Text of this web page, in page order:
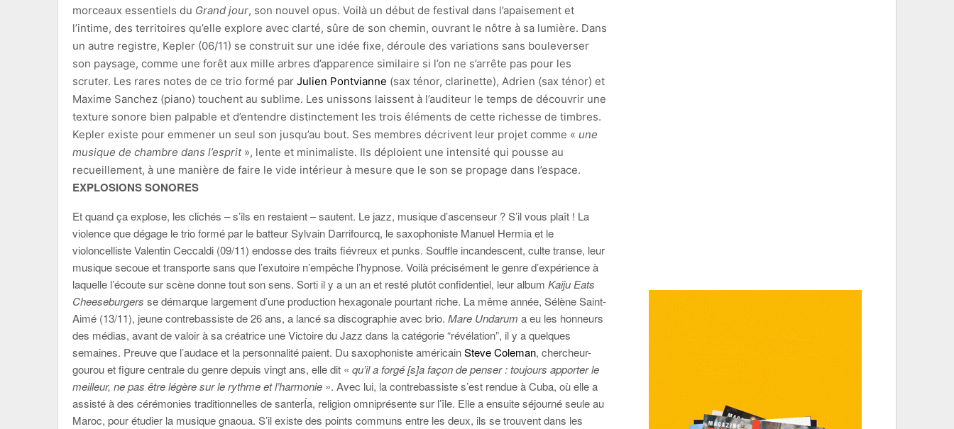
morceaux essentiels du Grand jour, son nouvel opus. Voilà un début de festival dans l’apaisement et
l’intime, des territoires qu’elle explore avec clarté, sûre de son chemin, ouvrant le nôtre à sa lumière. Dans
un autre registre, Kepler (06/11) se construit sur une idée fixe, déroule des variations sans bouleverser
son paysage, comme une forêt aux mille arbres d’apparence similaire si l’on ne s’arrête pas pour les
scruter. Les rares notes de ce trio formé par Julien Pontvianne (sax ténor, clarinette), Adrien (sax ténor) et
Maxime Sanchez (piano) touchent au sublime. Les unissons laissent à l’auditeur le temps de découvrir une
texture sonore bien palpable et d’entendre distinctement les trois éléments de cette richesse de timbres.
Kepler existe pour emmener un seul son jusqu’au bout. Ses membres décrivent leur projet comme « une
musique de chambre dans l’esprit », lente et minimaliste. Ils déploient une intensité qui pousse au
recueillement, à une manière de faire le vide intérieur à mesure que le son se propage dans l’espace.
EXPLOSIONS SONORES
Et quand ça explose, les clichés – s’ils en restaient – sautent. Le jazz, musique d’ascenseur ? S’il vous plaît ! La
violence que dégage le trio formé par le batteur Sylvain Darrifourcq, le saxophoniste Manuel Hermia et le
violoncelliste Valentin Ceccaldi (09/11) endosse des traits fiévreux et punks. Souffle incandescent, culte transe, leur
musique secoue et transporte sans que l’exutoire n’empêche l’hypnose. Voilà précisément le genre d’expérience à
laquelle l’écoute sur scène donne tout son sens. Sorti il y a un an et resté plutôt confidentiel, leur album Kaiju Eats
Cheeseburgers se démarque largement d’une production hexagonale pourtant riche. La même année, Sélène Saint-
Aimé (13/11), jeune contrebassiste de 26 ans, a lancé sa discographie avec brio. Mare Undarum a eu les honneurs
des médias, avant de valoir à sa créatrice une Victoire du Jazz dans la catégorie “révélation”, il y a quelques
semaines. Preuve que l’audace et la personnalité paient. Du saxophoniste américainSteve Coleman, chercheur-
gourou et figure centrale du genre depuis vingt ans, elle dit « qu’il a forgé [s]a façon de penser : toujours apporter le
meilleur, ne pas être légère sur le rythme et l’harmonie ». Avec lui, la contrebassiste s’est rendue à Cuba, où elle a
assisté à des cérémonies traditionnelles de santerÍa, religion omniprésente sur l’île. Elle a ensuite séjourné seule au
Maroc, pour étudier la musique gnaoua. S’il existe des points communs entre les deux, ils se trouvent dans les